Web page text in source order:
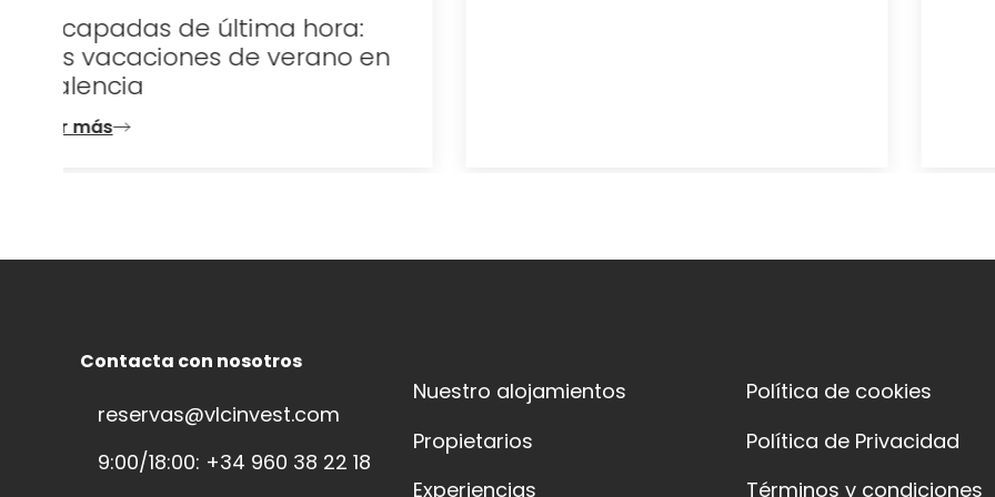
Contacta con nosotros
reservas@vlcinvest.com
9:00/18:00: +34 960 38 22 18
Nuestro alojamientos
Propietarios
Experiencias
Política de cookies
Política de Privacidad
Términos y condiciones